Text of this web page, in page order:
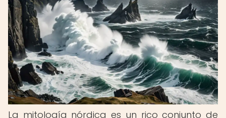
La mitología nórdica es un rico conjunto de